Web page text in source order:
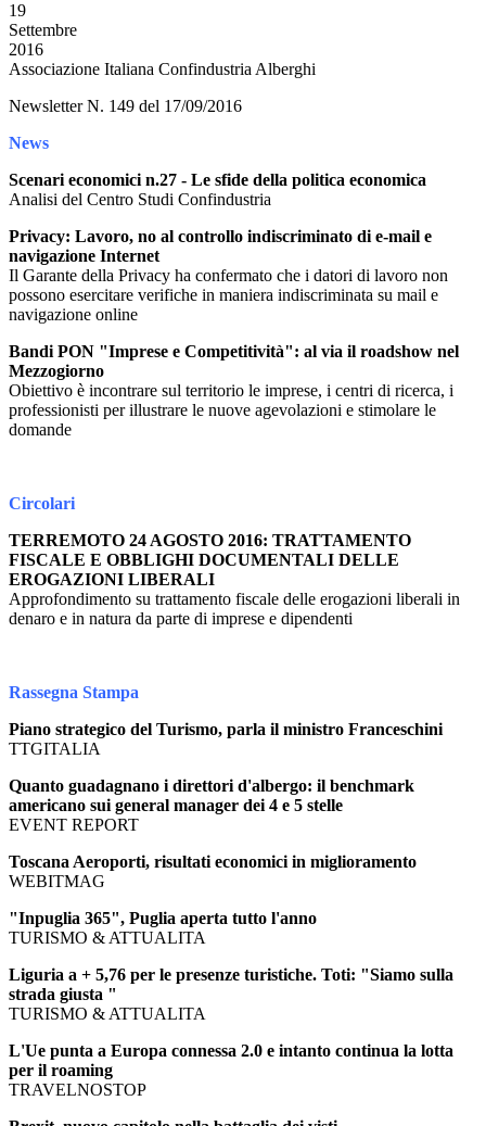
19
Settembre
2016
Associazione Italiana Confindustria Alberghi
Newsletter N. 149 del 17/09/2016
News
Scenari economici n.27 - Le sfide della politica economica
Analisi del Centro Studi Confindustria
Privacy: Lavoro, no al controllo indiscriminato di e-mail e
navigazione Internet
Il Garante della Privacy ha confermato che i datori di lavoro non
possono esercitare verifiche in maniera indiscriminata su mail e
navigazione online
Bandi PON "Imprese e Competitività": al via il roadshow nel
Mezzogiorno
Obiettivo è incontrare sul territorio le imprese, i centri di ricerca, i
professionisti per illustrare le nuove agevolazioni e stimolare le
domande
Circolari
TERREMOTO 24 AGOSTO 2016: TRATTAMENTO
FISCALE E OBBLIGHI DOCUMENTALI DELLE
EROGAZIONI LIBERALI
Approfondimento su trattamento fiscale delle erogazioni liberali in
denaro e in natura da parte di imprese e dipendenti
Rassegna Stampa
Piano strategico del Turismo, parla il ministro Franceschini
TTGITALIA
Quanto guadagnano i direttori d'albergo: il benchmark
americano sui general manager dei 4 e 5 stelle
EVENT REPORT
Toscana Aeroporti, risultati economici in miglioramento
WEBITMAG
"Inpuglia 365", Puglia aperta tutto l'anno
TURISMO & ATTUALITA
Liguria a + 5,76 per le presenze turistiche. Toti: "Siamo sulla
strada giusta "
TURISMO & ATTUALITA
L'Ue punta a Europa connessa 2.0 e intanto continua la lotta
per il roaming
TRAVELNOSTOP